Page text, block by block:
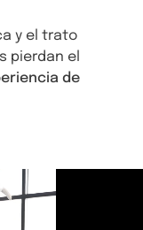
y el trato
pierdan el
de